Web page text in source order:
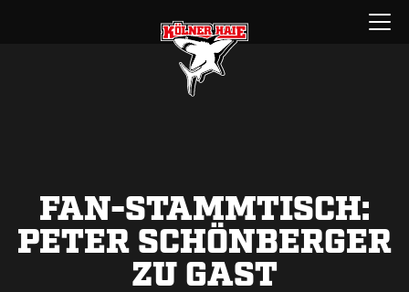
Menü
öffnen
FAN-STAMMTISCH:
PETER SCHÖNBERGER
ZU GAST